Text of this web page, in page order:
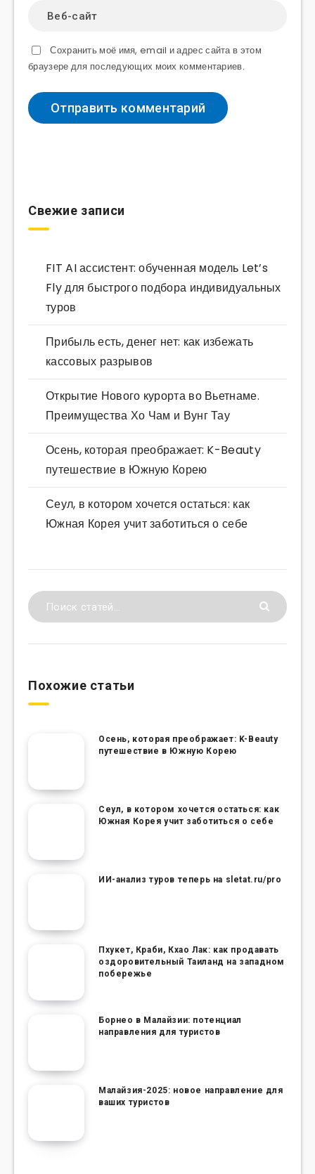
Сохранить моё имя, email и адрес сайта в этом
браузере для последующих моих комментариев.
Свежие записи
FIT AI ассистент: обученная модель Let’s
Fly для быстрого подбора индивидуальных
туров
Прибыль есть, денег нет: как избежать
кассовых разрывов
Открытие Нового курорта во Вьетнаме.
Преимущества Хо Чам и Вунг Тау
Осень, которая преображает: K-Beauty
путешествие в Южную Корею
Сеул, в котором хочется остаться: как
Южная Корея учит заботиться о себе
Похожие статьи
Осень, которая преображает: K-Beauty
путешествие в Южную Корею
Сеул, в котором хочется остаться: как
Южная Корея учит заботиться о себе
ИИ-анализ туров теперь на sletat.ru/pro
Пхукет, Краби, Кхао Лак: как продавать
оздоровительный Таиланд на западном
побережье
Борнео в Малайзии: потенциал
направления для туристов
Малайзия-2025: новое направление для
ваших туристов